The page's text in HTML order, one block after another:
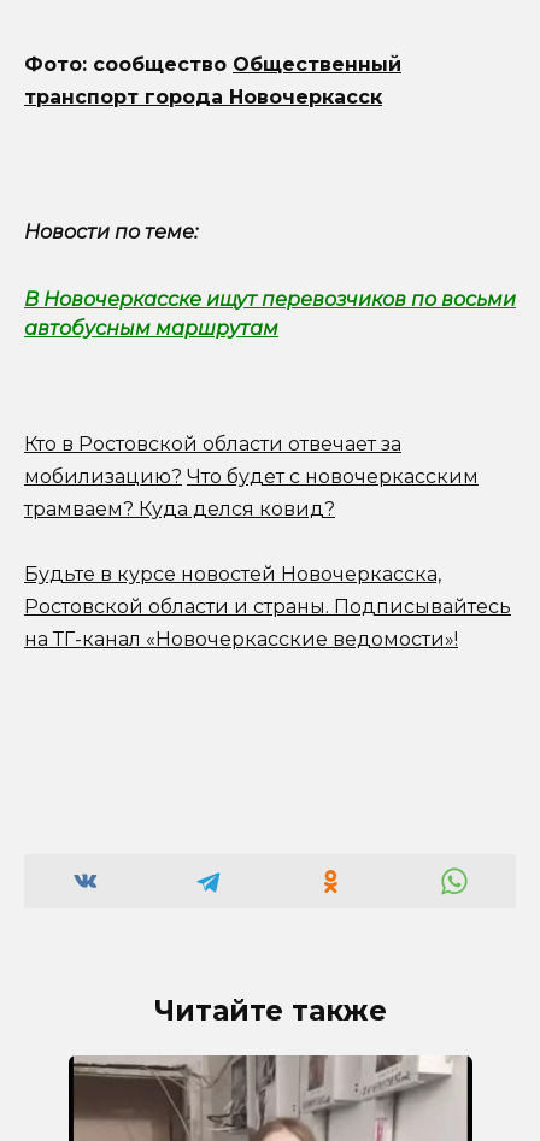
Фото: сообщество Общественный
транспорт города Новочеркасск
Новости по теме:
В Новочеркасске ищут перевозчиков по восьми
автобусным маршрутам
Кто в Ростовской области отвечает за
мобилизацию? Что будет с новочеркасским
трамваем? Куда делся ковид?
Будьте в курсе новостей Новочеркасска,
Ростовской области и страны. Подписывайтесь
на ТГ-канал «Новочеркасские ведомости»!
Читайте также